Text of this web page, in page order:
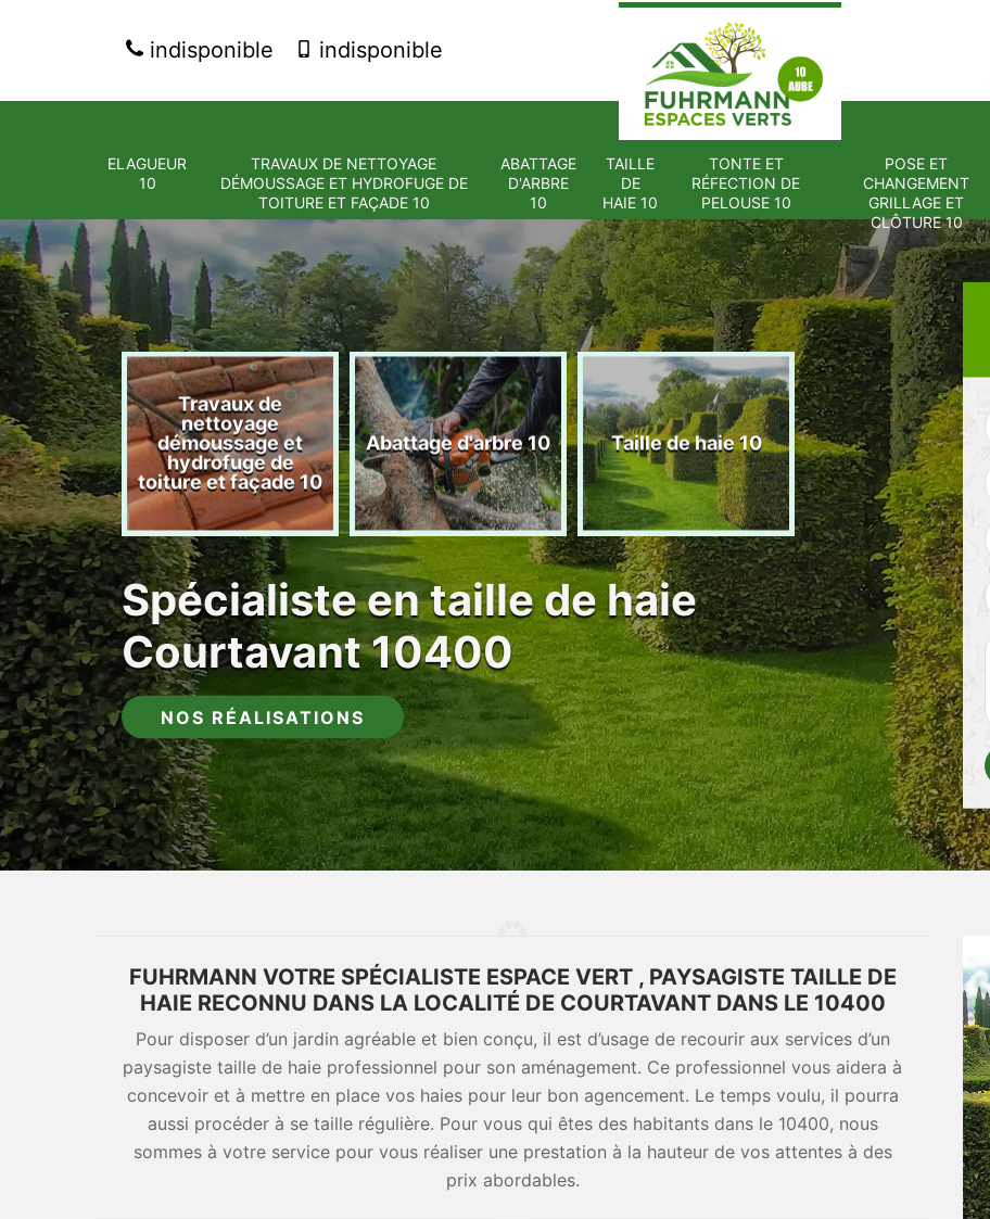
indisponible indisponible
ELAGUEUR
10
TRAVAUX DE NETTOYAGE
DÉMOUSSAGE ET HYDROFUGE DE
TOITURE ET FAÇADE 10
ABATTAGE
D'ARBRE
10
TAILLE
DE
HAIE 10
TONTE ET
RÉFECTION DE
PELOUSE 10
POSE ET
CHANGEMENT
GRILLAGE ET
CLÔTURE 10
10
Travaux de
nettoyage
démoussage et
hydrofuge de
toiture et façade 10
Abattage d'arbre 10 Taille de haie 10
Tonte et réfection
de pelouse 10
Spécialiste en taille de haie
Courtavant 10400
NOS RÉALISATIONS
FUHRMANN VOTRE SPÉCIALISTE ESPACE VERT , PAYSAGISTE TAILLE DE
HAIE RECONNU DANS LA LOCALITÉ DE COURTAVANT DANS LE 10400
Pour disposer d’un jardin agréable et bien conçu, il est d’usage de recourir aux services d’un
paysagiste taille de haie professionnel pour son aménagement. Ce professionnel vous aidera à
concevoir et à mettre en place vos haies pour leur bon agencement. Le temps voulu, il pourra
aussi procéder à se taille régulière. Pour vous qui êtes des habitants dans le 10400, nous
sommes à votre service pour vous réaliser une prestation à la hauteur de vos attentes à des
prix abordables.